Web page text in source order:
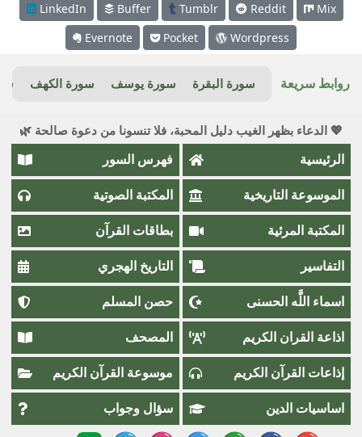
LinkedIn
Buffer Tumblr Reddit
Mix
Evernote
Pocket Wordpress
روابط سريعة سورة البقرة سورة يوسف سورة الكهف
💖 الدعاء بظهر الغيب دليل المحبة، فلا تنسونا من دعوة صالحة 🌿
الرئيسية فهرس السور
الموسوعة التاريخية المكتبة الصوتية
المكتبة المرئية بطاقات القرآن
التفاسير التاريخ الهجري
اسماء اللَّٰه الحسنى حصن المسلم
اذاعة القران الكريم المصحف
إذاعات القرآن الكريم موسوعة القرآن الكريم
اساسيات الدين سؤال وجواب